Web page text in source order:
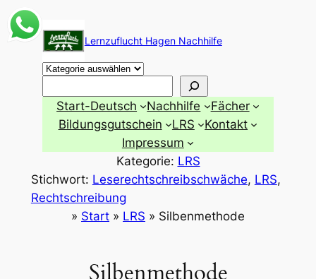
Zum
Inhalt
springen
Lernzuflucht Hagen Nachhilfe
Start-Deutsch Nachhilfe
Fächer
Bildungsgutschein
LRS
Kontakt
Impressum
Kategorie: LRS
Stichwort: Leserechtschreibschwäche, LRS
Rechtschreibung
» Start » LRS » Silbenmethode
Silbenmethode